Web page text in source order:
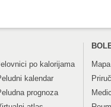
po kalorijama
kalendar
prognoza